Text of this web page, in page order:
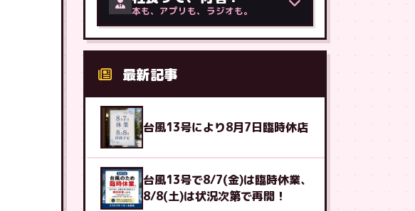
本も、アプリも、ラジオも。
最新記事
台風13号により8月7日臨時休店
台風13号で8/7(金)は臨時休業、
8/8(土)は状況次第で再開！